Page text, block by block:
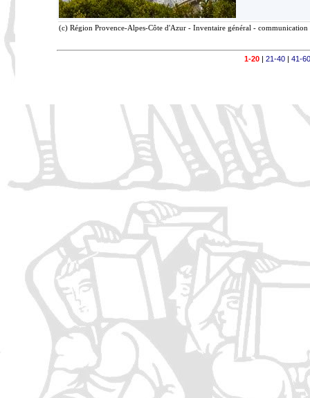
(c) Région Provence-Alpes-Côte d'Azur - Inventaire général -
1-20 | 21-40 | 41-60